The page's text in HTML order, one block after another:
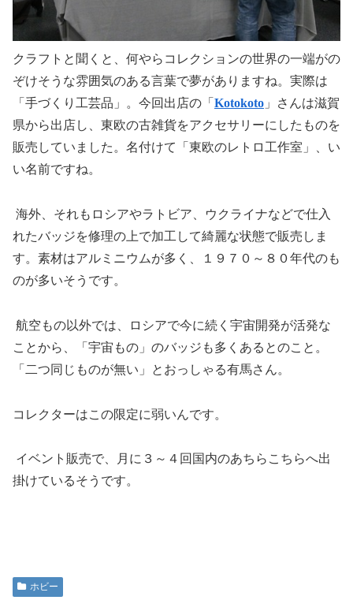
クラフトと聞くと、何やらコレクションの世界の一端がの
ぞけそうな雰囲気のある言葉で夢がありますね。実際は
「手づくり工芸品」。今回出店の「 Kotokoto 」さんは滋賀
県から出店し、東欧の古雑貨をアクセサリーにしたものを
販売していました。名付けて「東欧のレトロ工作室」、い
い名前ですね。
海外、それもロシアやラトビア、ウクライナなどで仕入
れたバッジを修理の上で加工して綺麗な状態で販売しま
す。素材はアルミニウムが多く、１９７０～８０年代のも
のが多いそうです。
航空もの以外では、ロシアで今に続く宇宙開発が活発な
ことから、「宇宙もの」のバッジも多くあるとのこと。
「二つ同じものが無い」とおっしゃる有馬さん。
コレクターはこの限定に弱いんです。
イベント販売で、月に３～４回国内のあちらこちらへ出
掛けているそうです。
ホビー